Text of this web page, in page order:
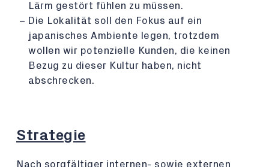
Lärm gestört fühlen zu müssen.
Die Lokalität soll den Fokus auf ein
japanisches Ambiente legen, trotzdem
wollen wir potenzielle Kunden, die keinen
Bezug zu dieser Kultur haben, nicht
abschrecken.
Strategie
Nach sorgfältiger internen- sowie externen